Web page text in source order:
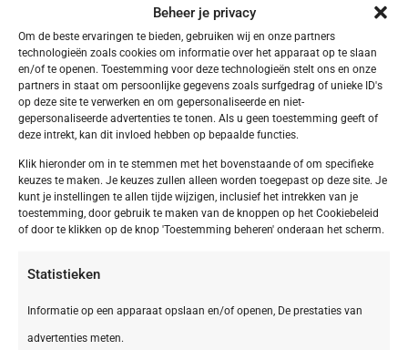
Beheer je privacy
Om de beste ervaringen te bieden, gebruiken wij en onze partners
technologieën zoals cookies om informatie over het apparaat op te slaan
en/of te openen. Toestemming voor deze technologieën stelt ons en onze
partners in staat om persoonlijke gegevens zoals surfgedrag of unieke ID's
op deze site te verwerken en om gepersonaliseerde en niet-
gepersonaliseerde advertenties te tonen. Als u geen toestemming geeft of
deze intrekt, kan dit invloed hebben op bepaalde functies.
Klik hieronder om in te stemmen met het bovenstaande of om specifieke
keuzes te maken. Je keuzes zullen alleen worden toegepast op deze site. Je
kunt je instellingen te allen tijde wijzigen, inclusief het intrekken van je
toestemming, door gebruik te maken van de knoppen op het Cookiebeleid
of door te klikken op de knop 'Toestemming beheren' onderaan het scherm.
Statistieken
Informatie op een apparaat opslaan en/of openen, De prestaties van
advertenties meten.
Meer Vakantieparken